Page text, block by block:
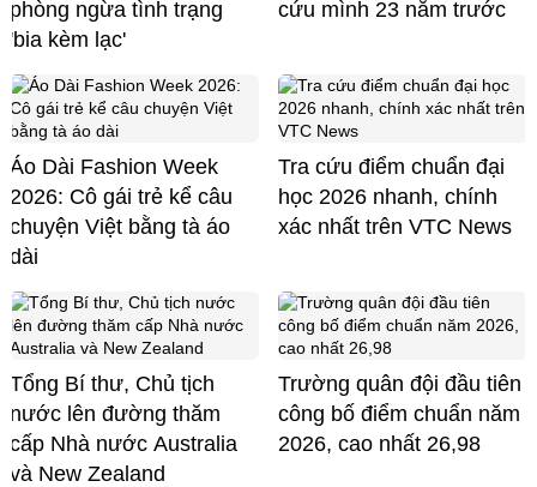
phòng ngừa tình trạng
'bia kèm lạc'
cứu mình 23 năm trước
Áo Dài Fashion Week
2026: Cô gái trẻ kể câu
chuyện Việt bằng tà áo
dài
Tra cứu điểm chuẩn đại
học 2026 nhanh, chính
xác nhất trên VTC News
Tổng Bí thư, Chủ tịch
nước lên đường thăm
cấp Nhà nước Australia
và New Zealand
Trường quân đội đầu tiên
công bố điểm chuẩn năm
2026, cao nhất 26,98